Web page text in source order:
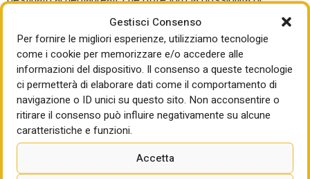
Gestisci Consenso
Per fornire le migliori esperienze, utilizziamo tecnologie
come i cookie per memorizzare e/o accedere alle
informazioni del dispositivo. Il consenso a queste tecnologie
ci permetterà di elaborare dati come il comportamento di
navigazione o ID unici su questo sito. Non acconsentire o
ritirare il consenso può influire negativamente su alcune
caratteristiche e funzioni.
Accetta
vivere in una casa propria in prossimità della sede di lavoro
e di avviare un percorso di autonomia personale e
professionale. L’iniziativa è rivolta ai neolaureati che non
hanno un alloggio diverso da quello del proprio nucleo di
origine, ai quali Edison dà la possibilità di affittareun
bilocale arredato, in una zona che si trova entro
mezz’ora dalla sede di lavoro e collegato con mezzi
pubblici. Un partner esterno specializzato nelle locazioni
immobiliari si occupa della ricerca, identificazione e
gestione contrattuale e amministrativa della locazione